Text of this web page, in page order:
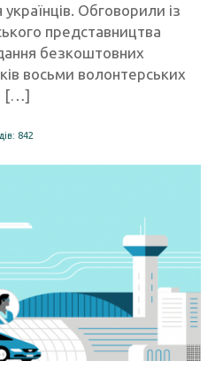
Обговорили із
представництва
безкоштовних
восьми волонтерських
[…]
842